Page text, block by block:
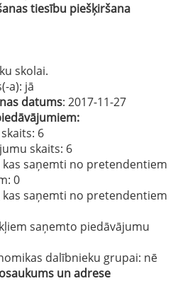
tiesību piešķiršana
skolai.
a): jā
datums: 2017-11-27
6
skaits: 6
saņemti no pretendentiem
: 0
saņemti no pretendentiem
saņemto piedāvājumu
dalībnieku grupai: nē
un adrese